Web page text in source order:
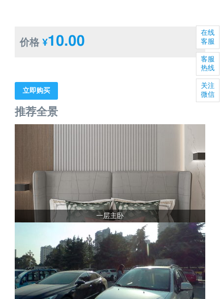
价格 ¥10.00
立即购买
推荐全景
一层主卧
在线
客服
客服
热线
关注
微信